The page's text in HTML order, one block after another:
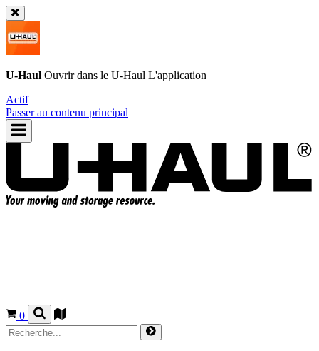
U-Haul Ouvrir dans le U-Haul L'application
Actif
Passer au contenu principal
0